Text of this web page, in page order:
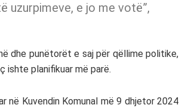
uzurpimeve, e jo me votë”,
dhe punëtorët e saj për qëllime politike,
ishte planifikuar më parë.
në Kuvendin Komunal më 9 dhjetor 2024